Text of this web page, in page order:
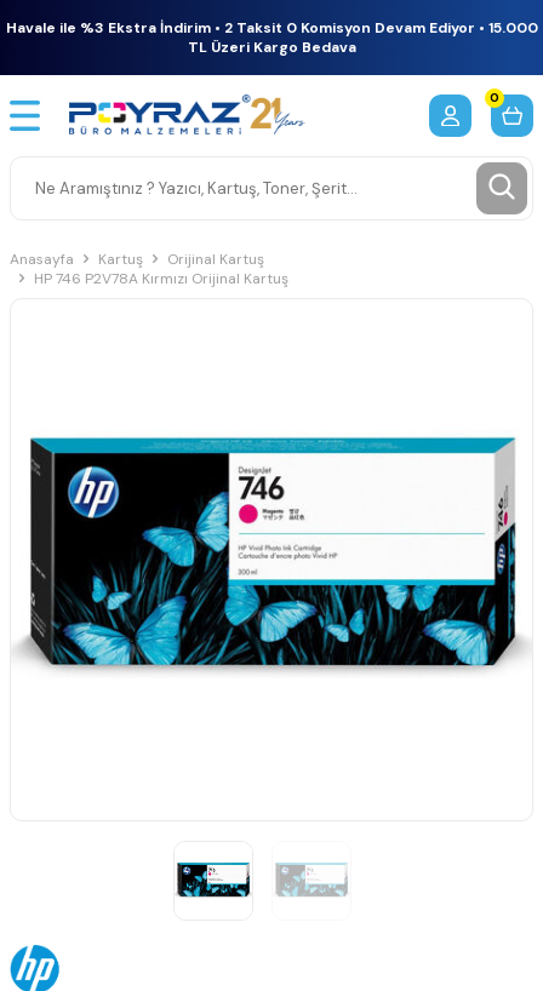
Havale ile %3 Ekstra İndirim • 2 Taksit 0 Komisyon Devam Ediyor • 15.000
TL Üzeri Kargo Bedava
0
Anasayfa Kartuş
Orijinal Kartuş
HP 746 P2V78A Kırmızı Orijinal Kartuş